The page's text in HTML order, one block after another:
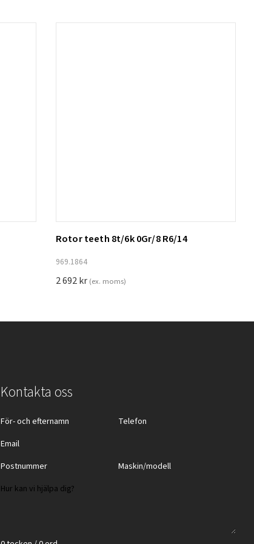
Lägg till i varukorg
Rotor teeth 8t/6k 0Gr/8 R6/14
969.1864
2 692kr (ex. moms)
Kontakta oss